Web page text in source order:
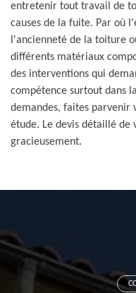
entretenir tout travail de
causes de la fuite. Par où
l'ancienneté de la toiture
différents matériaux
des interventions qui
compétence surtout dans
demandes, faites parvenir
étude. Le devis détaillé de
gracieusement.